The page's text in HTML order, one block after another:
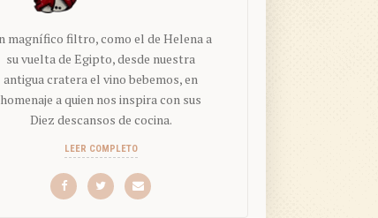
magnífico filtro, como el de Helena a
su vuelta de Egipto, desde nuestra
antigua cratera el vino bebemos, en
homenaje a quien nos inspira con sus
Diez descansos de cocina.
LEER COMPLETO